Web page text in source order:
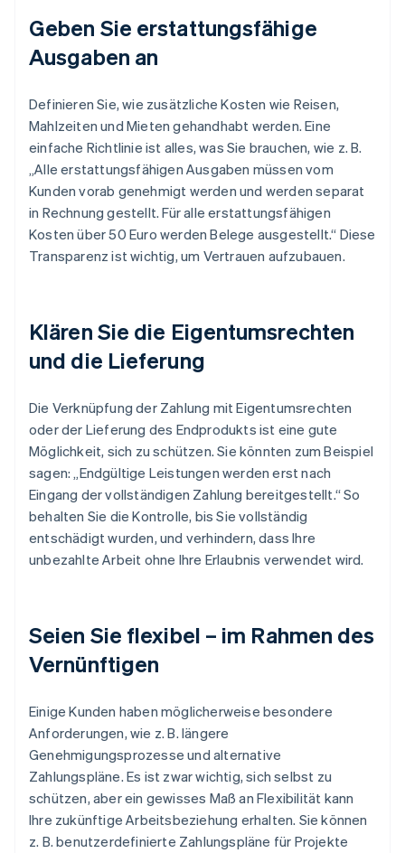
Geben Sie erstattungsfähige
Ausgaben an
Definieren Sie, wie zusätzliche Kosten wie Reisen,
Mahlzeiten und Mieten gehandhabt werden. Eine
einfache Richtlinie ist alles, was Sie brauchen, wie z. B.
„Alle erstattungsfähigen Ausgaben müssen vom
Kunden vorab genehmigt werden und werden separat
in Rechnung gestellt. Für alle erstattungsfähigen
Kosten über 50 Euro werden Belege ausgestellt.“ Diese
Transparenz ist wichtig, um Vertrauen aufzubauen.
Klären Sie die Eigentumsrechten
und die Lieferung
Die Verknüpfung der Zahlung mit Eigentumsrechten
oder der Lieferung des Endprodukts ist eine gute
Möglichkeit, sich zu schützen. Sie könnten zum Beispiel
sagen: „Endgültige Leistungen werden erst nach
Eingang der vollständigen Zahlung bereitgestellt.“ So
behalten Sie die Kontrolle, bis Sie vollständig
entschädigt wurden, und verhindern, dass Ihre
unbezahlte Arbeit ohne Ihre Erlaubnis verwendet wird.
Seien Sie flexibel – im Rahmen des
Vernünftigen
Einige Kunden haben möglicherweise besondere
Anforderungen, wie z. B. längere
Genehmigungsprozesse und alternative
Zahlungspläne. Es ist zwar wichtig, sich selbst zu
schützen, aber ein gewisses Maß an Flexibilität kann
Ihre zukünftige Arbeitsbeziehung erhalten. Sie können
z. B. benutzerdefinierte Zahlungspläne für Projekte